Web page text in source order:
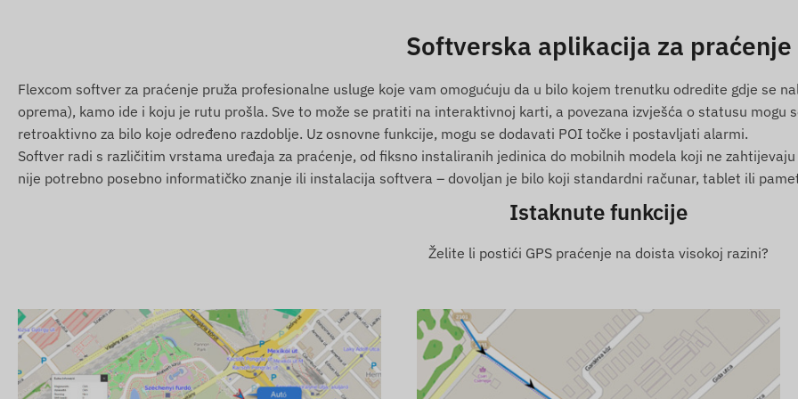
Portugal, Rumunjska, Rusija, Saint Kitts i Nevis, Saint Lucia, Saint Vincent i Grenadini, Srbija, Slovačka, Slovenija,
Južna Afrika, Španjolska, Šri Lanka, Švedska, Švicarska, Tajland, Tunis, Turska, Turci i Caicos, Ukrajina, Ujedinjeni
Arapski Emirati, SAD, Vijetnam, Hong Kong
Usluge, značajke
Saradnja s više satelitskih sustava (GPS, GLONASS, GALILEO, BEIDOU)
Komunikacija između uređaja i vlasnika putem GSM 2G mreža, uz pomoć mikro SIM kartice
Parootporno i kapljično otporno, čvrsto kućište (IP65)
Ugrađeni akcelerometar, žiroskop
Unutarnja baterija s 60 dana pripravnosti
Unutarnja, visoko osjetljiva GNSS antena
Softverska aplikacija za praćenje
Flexcom softver za praćenje pruža profesionalne usluge koje vam omogućuju da u bilo kojem trenutku odredite gdje se
oprema), kamo ide i koju je rutu prošla. Sve to može se pratiti na interaktivnoj karti, a povezana izvješća o statusu
retroaktivno za bilo koje određeno razdoblje. Uz osnovne funkcije, mogu se dodavati POI točke i postavljati alarmi.
Softver radi s različitim vrstama uređaja za praćenje, od fiksno instaliranih jedinica do mobilnih modela koji ne
nije potrebno posebno informatičko znanje ili instalacija softvera – dovoljan je bilo koji standardni računar, tablet ili
Istaknute funkcije
Želite li postići GPS praćenje na doista visokoj razini?